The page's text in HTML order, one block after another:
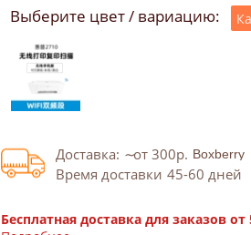
Выберите цвет / вариацию:
Доставка: от 300р.
Время доставки 45-60 дней
Бесплатная доставка для заказов от